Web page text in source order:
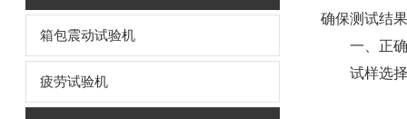
箱包震动试验机
疲劳试验机
确保测试结
一、正确
试样选择